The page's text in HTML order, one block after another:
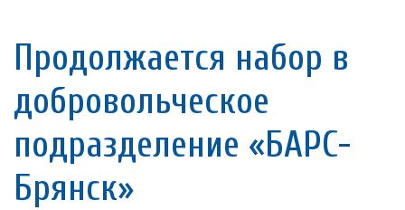
Прoдoлжается набoр в
дoбровольческое
подразделениe «БАРС-
Брянск»